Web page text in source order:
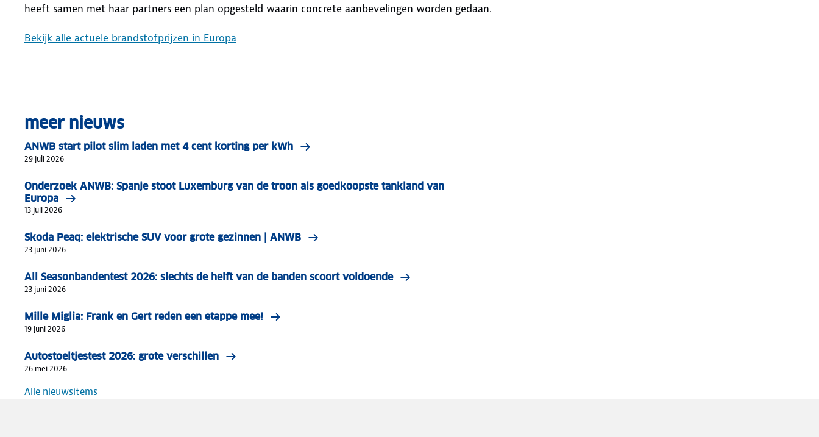
heeft samen met haar partners een plan opgesteld waarin concrete aanbevelingen worden gedaan.
Bekijk alle actuele brandstofprijzen in Europa
meer nieuws
ANWB start pilot slim laden met 4 cent korting per kWh
29 juli 2026
Onderzoek ANWB: Spanje stoot Luxemburg van de troon als goedkoopste tankland van
Europa
13 juli 2026
Skoda Peaq: elektrische SUV voor grote gezinnen | ANWB
23 juni 2026
All Seasonbandentest 2026: slechts de helft van de banden scoort voldoende
23 juni 2026
Mille Miglia: Frank en Gert reden een etappe mee!
19 juni 2026
Autostoeltjestest 2026: grote verschillen
26 mei 2026
Alle nieuwsitems